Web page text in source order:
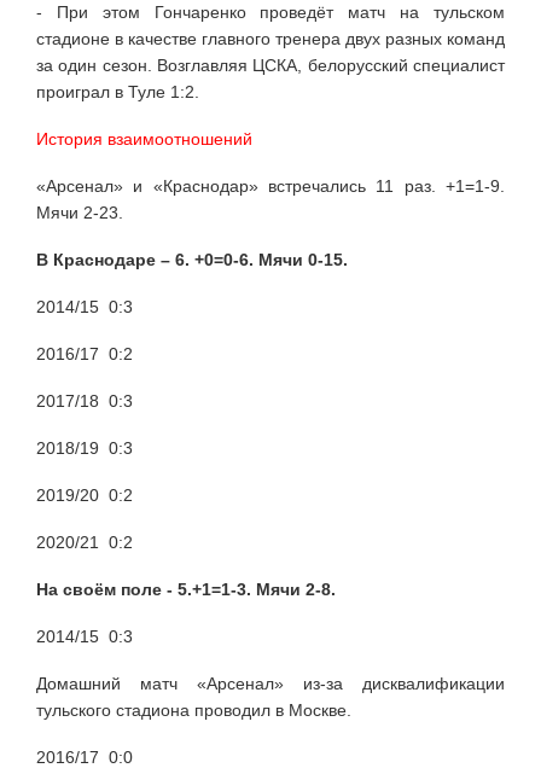
- При этом Гончаренко проведёт матч на тульском
стадионе в качестве главного тренера двух разных команд
за один сезон. Возглавляя ЦСКА, белорусский специалист
проиграл в Туле 1:2.
История взаимоотношений
«Арсенал» и «Краснодар» встречались 11 раз. +1=1-9.
Мячи 2-23.
В Краснодаре – 6. +0=0-6. Мячи 0-15.
2014/15 0:3
2016/17 0:2
2017/18 0:3
2018/19 0:3
2019/20 0:2
2020/21 0:2
На своём поле - 5.+1=1-3. Мячи 2-8.
2014/15 0:3
Домашний матч «Арсенал» из-за дисквалификации
тульского стадиона проводил в Москве.
2016/17 0:0